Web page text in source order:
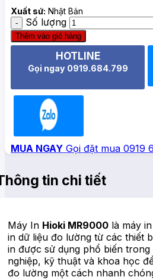
Xuất sứ: Nhật Bản
Số lượng
Thêm vào giỏ hàng
HOTLINE
Gọi ngay 0919.684.799
MUA NGAY Gọi đặt mua 0919
tin chi tiết
Máy In Hioki MR9000 là máy
in dữ liệu đo lường từ các thiết
in được sử dụng phổ biến
nghiệp, kỹ thuật và khoa học
đo lường một cách nhanh